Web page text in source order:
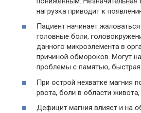
нагрузка приводит к
Пациент начинает
головные боли,
данного микроэлемента в
причиной обмороков. Могут
проблемы с памятью,
При острой нехватке магния
рвота, боли в области живота,
Дефицит магния влияет и на